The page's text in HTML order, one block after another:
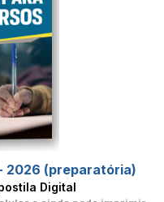
2026 (preparatória)
Digital